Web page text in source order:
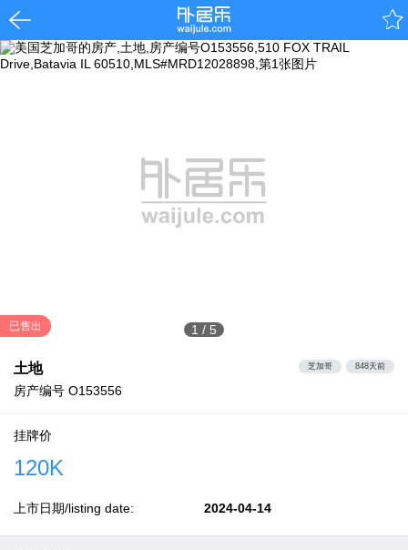
1 / 5
已售出
土地
房产编号 O153556
芝加哥 848天前
挂牌价
120K
上市日期/listing date: 2024-04-14